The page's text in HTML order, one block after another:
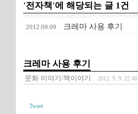
'전자책'에 해당되는 글 1건
2012.09.09 크레마 사용 후기
크레마 사용 후기
문화 이야기/책이야기 2012. 9. 9. 22:40
Tweet